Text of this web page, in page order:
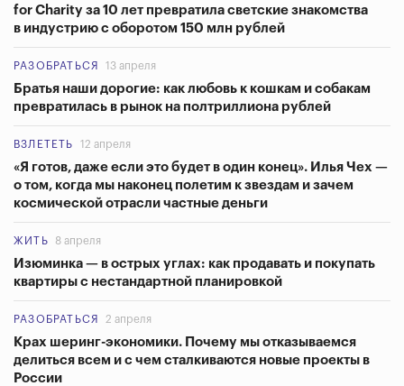
for Charity за 10 лет превратила светские знакомства
в индустрию с оборотом 150 млн рублей
РАЗОБРАТЬСЯ 13 апреля
Братья наши дорогие: как любовь к кошкам и собакам
превратилась в рынок на полтриллиона рублей
ВЗЛЕТЕТЬ 12 апреля
«Я готов, даже если это будет в один конец». Илья Чех —
о том, когда мы наконец полетим к звездам и зачем
космической отрасли частные деньги
ЖИТЬ 8 апреля
Изюминка — в острых углах: как продавать и покупать
квартиры с нестандартной планировкой
РАЗОБРАТЬСЯ 2 апреля
Крах шеринг-экономики. Почему мы отказываемся
делиться всем и с чем сталкиваются новые проекты в
России